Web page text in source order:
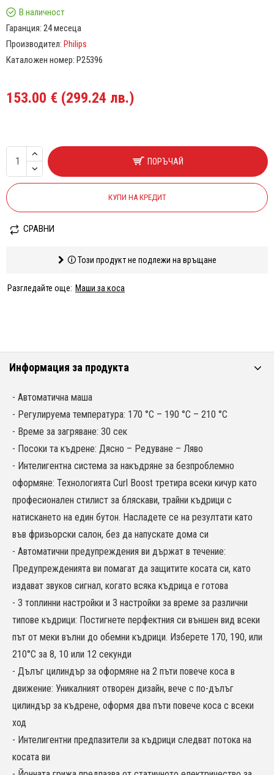
153.00 € (299.24 лв.)
В наличност
Гаранция: 24 месеца
Производител: Philips
Каталожен номер: P25396
ПОРЪЧАЙ
КУПИ НА КРЕДИТ
СРАВНИ
🛈 Този продукт не подлежи на връщане
Разгледайте още: Маши за коса
Информация за продукта
- Автоматична маша
- Регулируема температура: 170 °C – 190 °C – 210 °C
- Време за загряване: 30 сек
- Посоки та къдрене: Дясно – Редуване – Ляво
- Интелигентна система за накъдряне за безпроблемно
оформяне: Технологията Curl Boost третира всеки кичур като
професионален стилист за бляскави, трайни къдрици с
натискането на един бутон. Насладете се на резултати като
във фризьорски салон, без да напускате дома си
- Автоматични предупреждения ви държат в течение:
Предупрежденията ви помагат да защитите косата си, като
издават звуков сигнал, когато всяка къдрица е готова
- 3 топлинни настройки и 3 настройки за време за различни
типове къдрици: Постигнете перфектния си външен вид всеки
път от меки вълни до обемни къдрици. Изберете 170, 190, или
210°C за 8, 10 или 12 секунди
- Дълъг цилиндър за оформяне на 2 пъти повече коса в
движение: Уникалният отворен дизайн, вече с по-дълъг
цилиндър за къдрене, оформя два пъти повече коса с всеки
ход
- Интелигентни предпазители за къдрици следват потока на
косата ви